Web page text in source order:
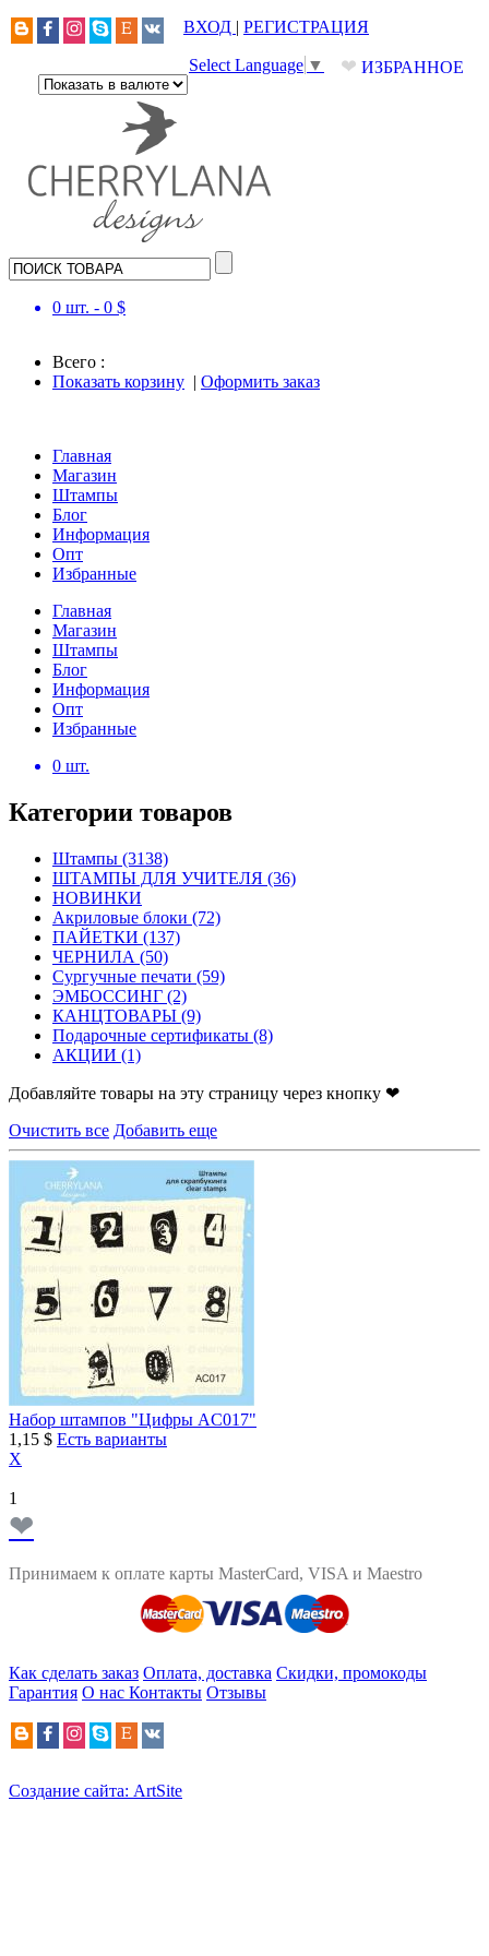
ВХОД | РЕГИСТРАЦИЯ
❤ ИЗБРАННОЕ
Select Language ▼
0 шт. - 0 $
Всего :
Показать корзину | Оформить заказ
Главная
Магазин
Штампы
Блог
Информация
Опт
Избранные
Главная
Магазин
Штампы
Блог
Информация
Опт
Избранные
0 шт.
Категории товаров
Штампы (3138)
ШТАМПЫ ДЛЯ УЧИТЕЛЯ (36)
НОВИНКИ
Акриловые блоки (72)
ПАЙЕТКИ (137)
ЧЕРНИЛА (50)
Сургучные печати (59)
ЭМБОССИНГ (2)
КАНЦТОВАРЫ (9)
Подарочные сертификаты (8)
АКЦИИ (1)
Добавляйте товары на эту страницу через кнопку ❤
Очистить все Добавить еще
Набор штампов "Цифры AC017"
1,15 $ Есть варианты
X
1
❤
Принимаем к оплате карты MasterCard, VISA и Maestro
Как сделать заказ Оплата, доставка Скидки, промокоды
Гарантия О нас Контакты Отзывы
Создание сайта: ArtSite